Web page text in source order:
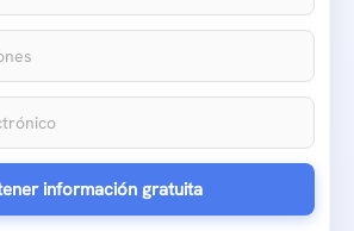
información gratuita